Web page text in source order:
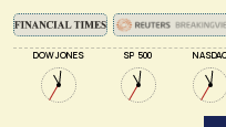
DOW JONES SP 500